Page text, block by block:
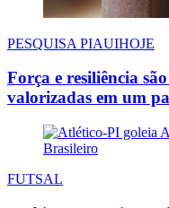
PESQUISA PIAUIHOJE
Força e resiliência
valorizadas em um
FUTSAL